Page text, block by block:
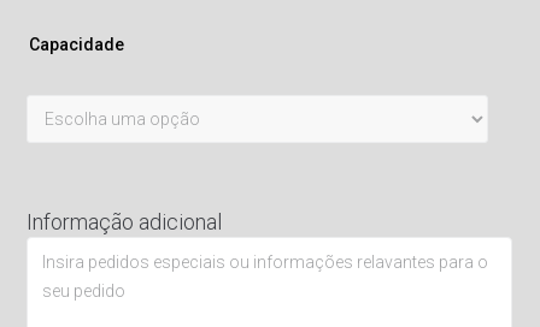
Capacidade
Informação adicional